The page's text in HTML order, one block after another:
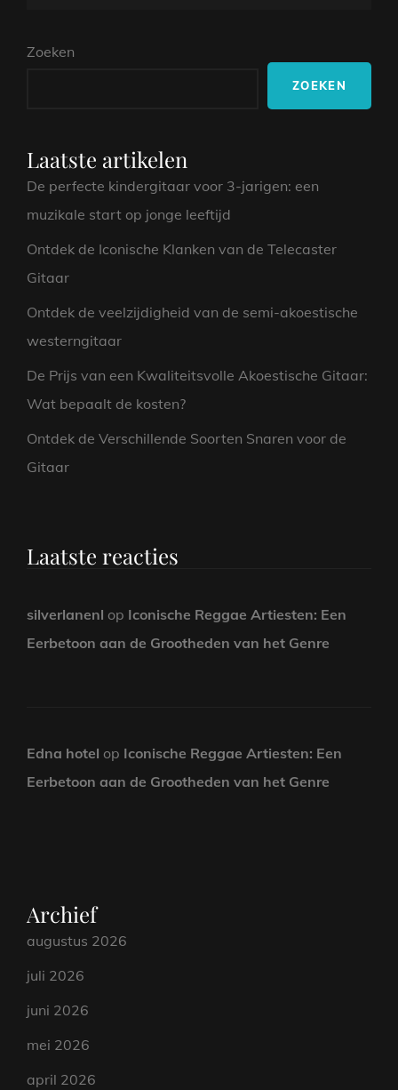
Zoeken
ZOEKEN
Laatste artikelen
De perfecte kindergitaar voor 3-jarigen: een
muzikale start op jonge leeftijd
Ontdek de Iconische Klanken van de Telecaster
Gitaar
Ontdek de veelzijdigheid van de semi-akoestische
westerngitaar
De Prijs van een Kwaliteitsvolle Akoestische Gitaar:
Wat bepaalt de kosten?
Ontdek de Verschillende Soorten Snaren voor de
Gitaar
Laatste reacties
silverlanenl op Iconische Reggae Artiesten: Een
Eerbetoon aan de Grootheden van het Genre
Edna hotel op Iconische Reggae Artiesten: Een
Eerbetoon aan de Grootheden van het Genre
Archief
augustus 2026
juli 2026
juni 2026
mei 2026
april 2026